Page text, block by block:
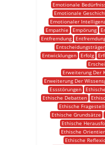
Emotionale
Emotionale
Emotionaler
Empathie
Empörung
Entfremdung
Entscheidungsträger
Entwicklungen
Erfolg
Erweiterung Der
Erweiterung Der
Essstörungen
Ethische Debatten
Ethische
Ethische Grundsätze
Ethische
Ethische
Ethische